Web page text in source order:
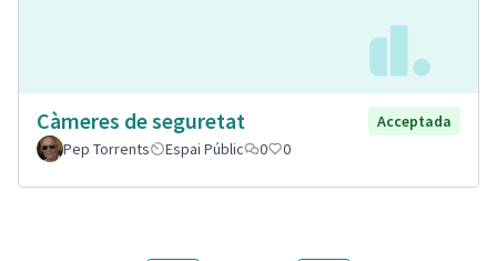
Càmeres de seguretat
Acceptada
Pep Torrents
Espai Públic 0 0